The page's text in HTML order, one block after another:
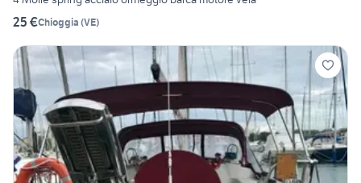
25 €Chioggia (VE)